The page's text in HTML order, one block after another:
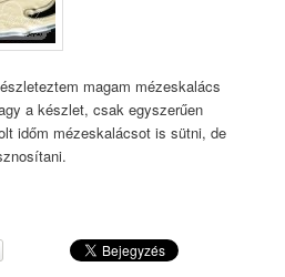
magam mézeskalács
a készlet, csak egyszerűen
időm mézeskalácsot is sütni, de